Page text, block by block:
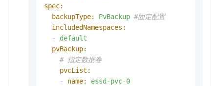
spec:
backupType:
PvBackup #固定配置
includedNamespaces:
-
default
pvBackup:
# 指定数据卷
pvcList:
-
name:
essd-pvc-0